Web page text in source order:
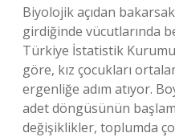
Biyolojik açıdan
girdiğinde vücutlarında
Türkiye İstatistik
göre, kız çocukları
ergenliğe adım atıyor.
adet döngüsünün
değişiklikler, toplumda